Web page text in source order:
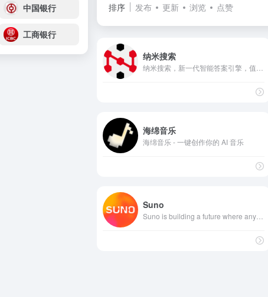
排序 发布 更新 浏览 点赞
纳米搜索
海绵音乐
海绵音乐 - 一键创作你的 AI 音乐
Suno
中国银行
工商银行